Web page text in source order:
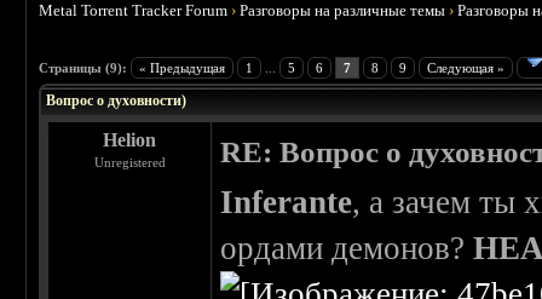
Metal Torrent Tracker Forum ›Разговоры на различные темы ›Разговоры
Страницы (9): « Предыдущая 1 5 6 7 8 9 Следующая »
Вопрос о духовности)
Helion
Unregistered RE: Вопрос о
Inferante, а зачем ты
ордами демонов?